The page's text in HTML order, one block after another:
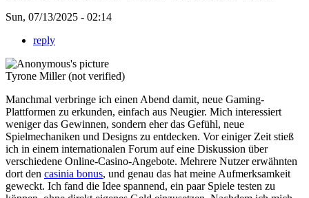
Sun, 07/13/2025 - 02:14
reply
Tyrone Miller (not verified)
Manchmal verbringe ich einen Abend damit, neue Gaming-
Plattformen zu erkunden, einfach aus Neugier. Mich interessiert
weniger das Gewinnen, sondern eher das Gefühl, neue
Spielmechaniken und Designs zu entdecken. Vor einiger Zeit stieß
ich in einem internationalen Forum auf eine Diskussion über
verschiedene Online-Casino-Angebote. Mehrere Nutzer erwähnten
dort den casinia bonus, und genau das hat meine Aufmerksamkeit
geweckt. Ich fand die Idee spannend, ein paar Spiele testen zu